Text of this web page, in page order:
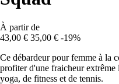
À partir de
43,00 € 35,00 € -19%
Ce débardeur pour femme à la
profiter d'une fraicheur extrême
yoga, de fitness et de tennis.